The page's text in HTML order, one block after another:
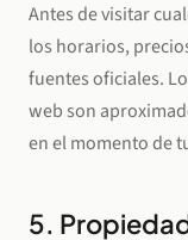
Antes de visitar
los horarios,
fuentes oficiales.
web son
en el momento de
5.